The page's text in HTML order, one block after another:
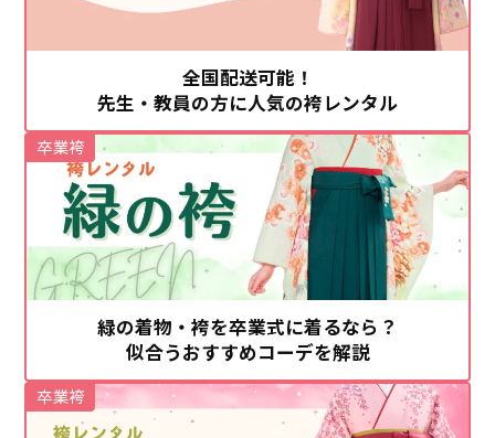
全国配送可能！
先生・教員の方に人気の袴レンタル
緑の着物・袴を卒業式に着るなら？
似合うおすすめコーデを解説
卒業袴
卒業袴